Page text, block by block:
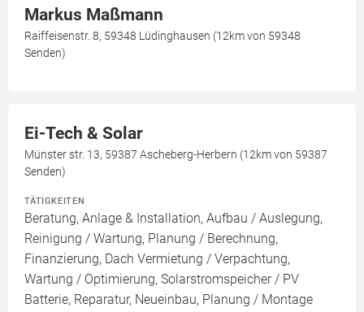
Markus Maßmann
Raiffeisenstr. 8, 59348 Lüdinghausen (12km von 59348
Senden)
Ei-Tech & Solar
Münster str. 13, 59387 Ascheberg-Herbern (12km von 59387
Senden)
TÄTIGKEITEN
Beratung, Anlage & Installation, Aufbau / Auslegung,
Reinigung / Wartung, Planung / Berechnung,
Finanzierung, Dach Vermietung / Verpachtung,
Wartung / Optimierung, Solarstromspeicher / PV
Batterie, Reparatur, Neueinbau, Planung / Montage